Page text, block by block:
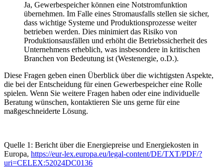
Ja, Gewerbespeicher können eine Notstromfunktion
übernehmen. Im Falle eines Stromausfalls stellen sie sicher,
dass wichtige Systeme und Produktionsprozesse weiter
betrieben werden. Dies minimiert das Risiko von
Produktionsausfällen und erhöht die Betriebssicherheit des
Unternehmens erheblich, was insbesondere in kritischen
Branchen von Bedeutung ist (Westenergie, o.D.).
Diese Fragen geben einen Überblick über die wichtigsten Aspekte,
die bei der Entscheidung für einen Gewerbespeicher eine Rolle
spielen. Wenn Sie weitere Fragen haben oder eine individuelle
Beratung wünschen, kontaktieren Sie uns gerne für eine
maßgeschneiderte Lösung.
Quelle 1: Bericht über die Energiepreise und Energiekosten in
Europa, https://eur-lex.europa.eu/legal-content/DE/TXT/PDF/?
uri=CELEX:52024DC0136